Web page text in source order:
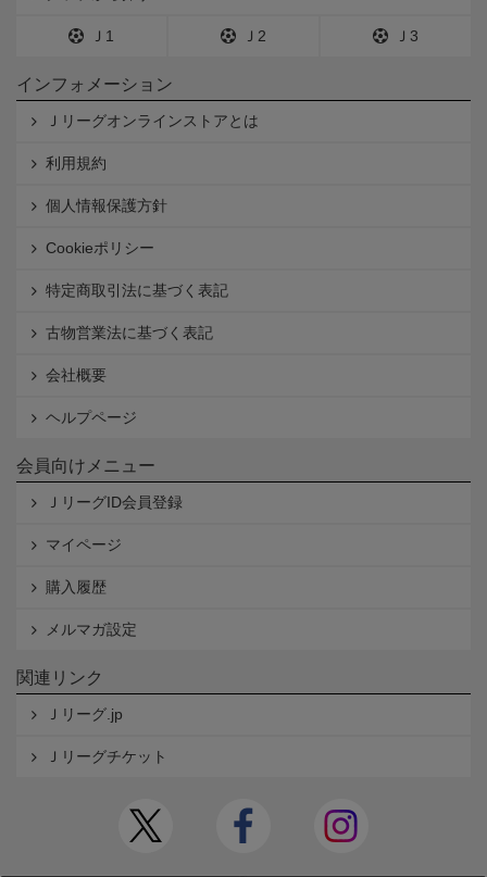
Ｊ1 Ｊ2 Ｊ3
インフォメーション
Ｊリーグオンラインストアとは
利用規約
個人情報保護方針
Cookieポリシー
特定商取引法に基づく表記
古物営業法に基づく表記
会社概要
ヘルプページ
会員向けメニュー
ＪリーグID会員登録
マイページ
購入履歴
メルマガ設定
関連リンク
Ｊリーグ.jp
Ｊリーグチケット